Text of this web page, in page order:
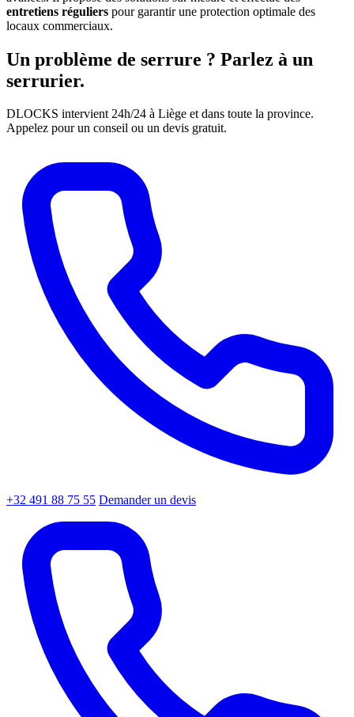
entretiens réguliers pour garantir une protection optimale des
locaux commerciaux.
Un problème de serrure ? Parlez à un
serrurier.
DLOCKS intervient 24h/24 à Liège et dans toute la province.
Appelez pour un conseil ou un devis gratuit.
+32 491 88 75 55 Demander un devis